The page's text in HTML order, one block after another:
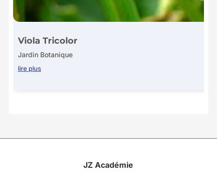
Viola Tricolor
Jardin Botanique
lire plus
JZ Académie